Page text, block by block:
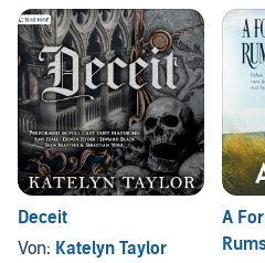
Deceit
Von: Katelyn Taylor
A